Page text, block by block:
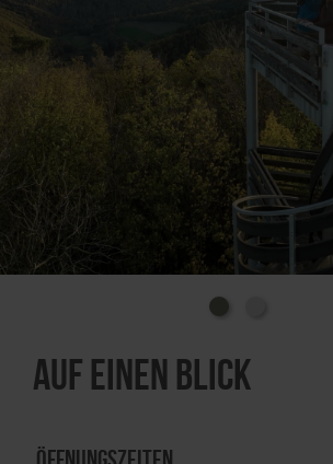
Für die Mountain-Biker verläuft die
langeMTB Runde E
des Burgbergs und des Turms.
Auf einen Blick